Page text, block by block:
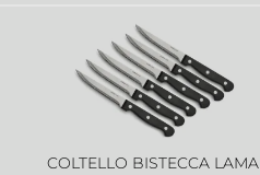
COLTELLO BISTECCA LAMA